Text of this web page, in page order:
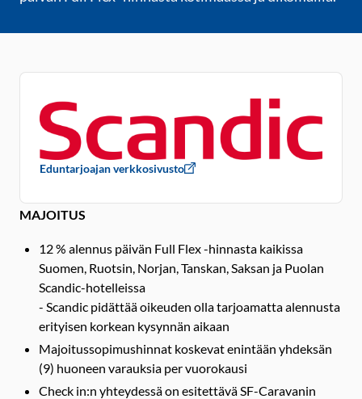
MAJOITUS
12 % alennus päivän Full Flex -hinnasta kaikissa
Suomen, Ruotsin, Norjan, Tanskan, Saksan ja Puolan
Scandic-hotelleissa
- Scandic pidättää oikeuden olla tarjoamatta alennusta
erityisen korkean kysynnän aikaan
Majoitussopimushinnat koskevat enintään yhdeksän
(9) huoneen varauksia per vuorokausi
Check in:n yhteydessä on esitettävä SF-Caravanin
Eduntarjoajan verkkosivusto